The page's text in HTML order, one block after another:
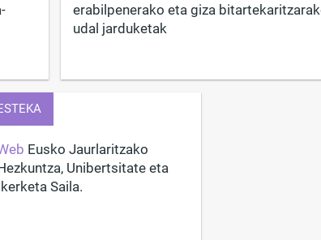
erabilpenerako eta giza
udal jarduketak
Eusko Jaurlaritzako
Unibertsitate eta
Saila.